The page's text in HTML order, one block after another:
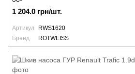
1 204.0 грн/шт.
Артикул
RWS1620
Бренд
ROTWEISS